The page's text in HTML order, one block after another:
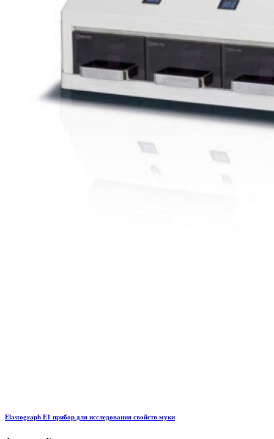
Elastograph E1 прибор для исследования свойств муки